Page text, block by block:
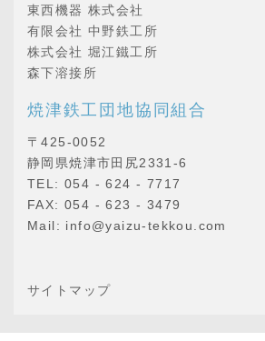
東西機器 株式会社
有限会社 中野鉄工所
株式会社 堀江鐵工所
森下溶接所
焼津鉄工団地協同組合
〒425-0052
静岡県焼津市田尻2331-6
TEL: 054 - 624 - 7717
FAX: 054 - 623 - 3479
Mail: info@yaizu-tekkou.com
サイトマップ